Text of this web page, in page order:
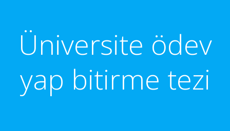
Üniversite ödev
yap bitirme tezi